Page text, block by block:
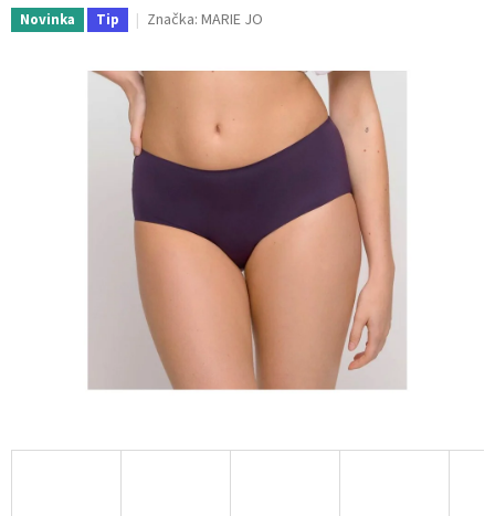
Novinka Tip Značka: MARIE JO